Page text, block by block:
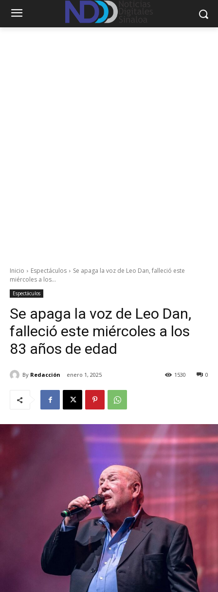
Inicio Espectáculos
Se apaga la voz de Leo Dan, falleció este
miércoles a los...
Espectáculos
Se apaga la voz de Leo Dan,
falleció este miércoles a los
83 años de edad
By Redacción enero 1, 2025 0
1530